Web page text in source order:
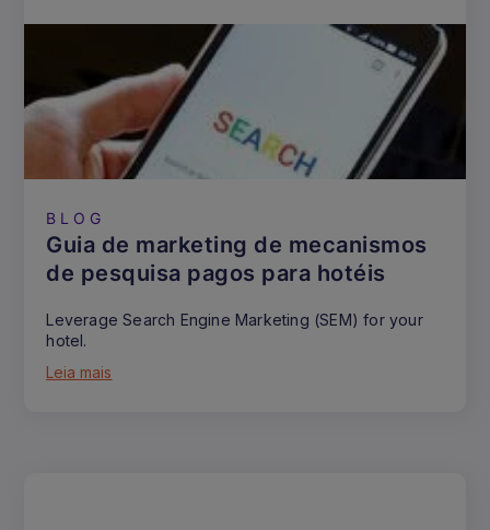
BLOG
Guia de marketing de mecanismos
de pesquisa pagos para hotéis
Leverage Search Engine Marketing (SEM) for your
hotel.
Leia mais